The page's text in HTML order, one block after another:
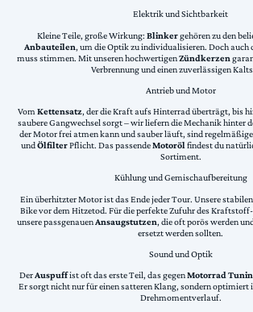
Elektrik und Sichtbarkeit
Kleine Teile, große Wirkung: Blinkergehören zu den
Anbauteilen, um die Optik zu individualisieren. Doch auch
muss stimmen. Mit unseren hochwertigenZündkerzen
Verbrennung und einen zuverlässigen
Antrieb und Motor
VomKettensatz, der die Kraft aufs Hinterrad überträgt, bis
saubere Gangwechsel sorgt – wir liefern die Mechanik hinter
der Motor frei atmen kann und sauber läuft, sind
undÖlfilterPflicht. Das passendeMotorölfindest du
Sortiment.
Kühlung und Gemischaufbereitung
Ein überhitzter Motor ist das Ende jeder Tour. Unsere stabilen
Bike vor dem Hitzetod. Für die perfekte Zufuhr des
unsere passgenauenAnsaugstutzen, die oft porös werden
ersetzt werden sollten.
Sound und Optik
DerAuspuffist oft das erste Teil, das gegenMotorrad
Er sorgt nicht nur für einen satteren Klang, sondern optimiert
Drehmomentverlauf.